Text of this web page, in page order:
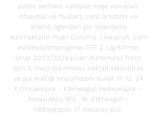
şutlar, serbest vuruşlar, köşe vuruşları,
ofsaytlar ve fauller), canlı anlatımı ve
önemli liglerden gol videolarını
sunmaktadır. Puan Durumu: Livesport. com
ev/deplasman/genel TFF 2. Lig Kırmızı
Grup 2023/2024 puan durumunu, form
(son 5 maç) durumunu, üst/alt tablolarını
ve gol krallığı sıralamasını sunar. 11. 12. 24
Erzincanspor - Etimesgut, Fethiyespor -
Arnavutköy Bld., 16. Etimesgut -
Fethiyespor, 17. Aksaray Bld.